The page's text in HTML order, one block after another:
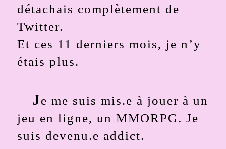
détachais complètement de
Twitter.
Et ces 11 derniers mois, je n’y
étais plus.
Je me suis mis.e à jouer à un
jeu en ligne, un MMORPG. Je
suis devenu.e addict.